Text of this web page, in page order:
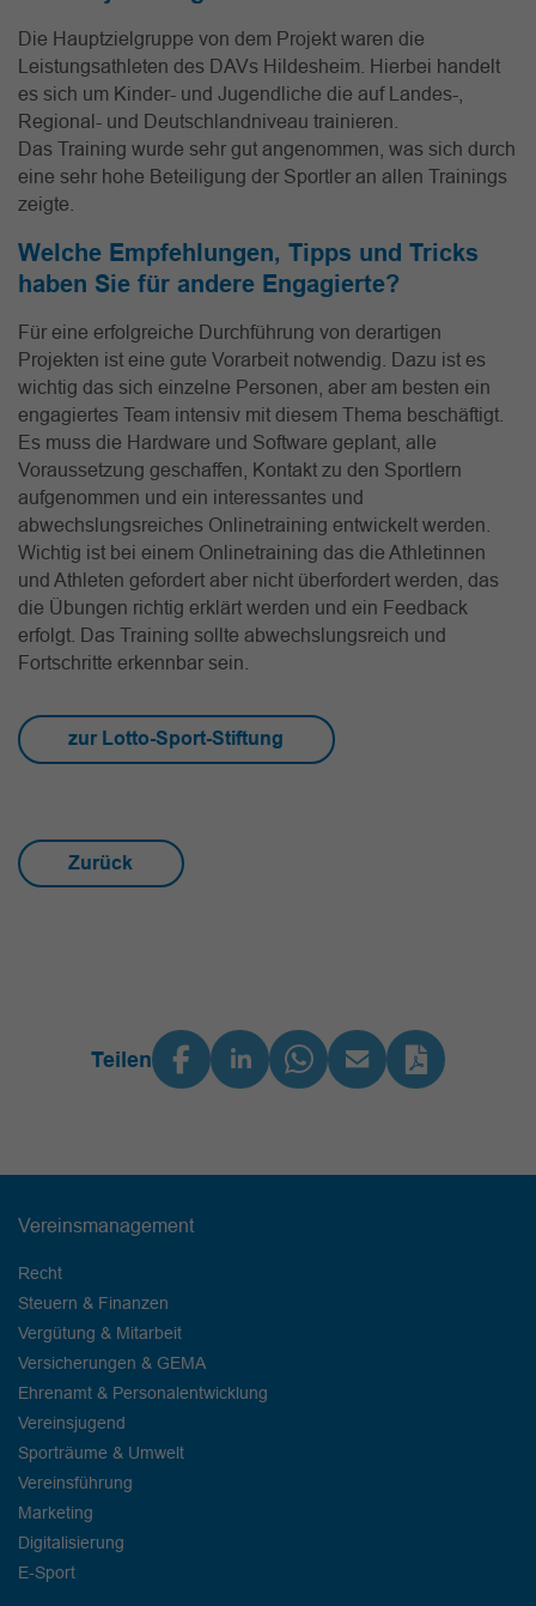
Die Hauptzielgruppe von dem Projekt waren die
Leistungsathleten des DAVs Hildesheim. Hierbei handelt
es sich um Kinder- und Jugendliche die auf Landes-,
Regional- und Deutschlandniveau trainieren.
Das Training wurde sehr gut angenommen, was sich durch
eine sehr hohe Beteiligung der Sportler an allen Trainings
zeigte.
Welche Empfehlungen, Tipps und Tricks
haben Sie für andere Engagierte?
Für eine erfolgreiche Durchführung von derartigen
Projekten ist eine gute Vorarbeit notwendig. Dazu ist es
wichtig das sich einzelne Personen, aber am besten ein
engagiertes Team intensiv mit diesem Thema beschäftigt.
Es muss die Hardware und Software geplant, alle
Voraussetzung geschaffen, Kontakt zu den Sportlern
aufgenommen und ein interessantes und
abwechslungsreiches Onlinetraining entwickelt werden.
Wichtig ist bei einem Onlinetraining das die Athletinnen
und Athleten gefordert aber nicht überfordert werden, das
die Übungen richtig erklärt werden und ein Feedback
erfolgt. Das Training sollte abwechslungsreich und
Fortschritte erkennbar sein.
zur Lotto-Sport-Stiftung
Zurück
Teilen
Vereinsmanagement
Recht
Steuern & Finanzen
Vergütung & Mitarbeit
Versicherungen & GEMA
Ehrenamt & Personalentwicklung
Vereinsjugend
Sporträume & Umwelt
Vereinsführung
Marketing
Digitalisierung
E-Sport